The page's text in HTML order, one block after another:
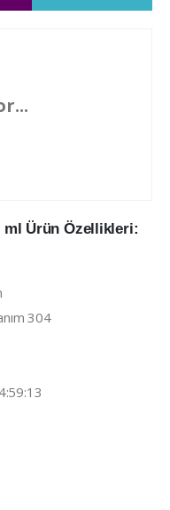
ml Ürün Özellikleri:
304